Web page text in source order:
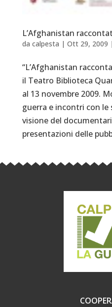
L’Afghanistan
da calpesta | Ott 29, 2009 |
“L’Afghanistan
il Teatro Biblioteca
al 13 novembre 2009.
guerra e incontri con le
visione del
presentazioni delle